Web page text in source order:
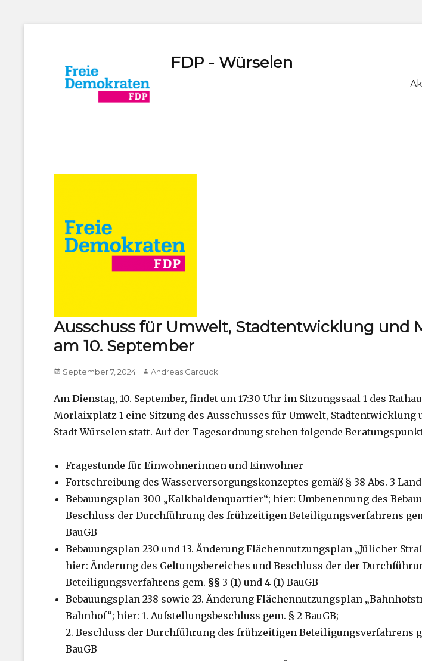
FDP - Würselen
Ausschuss für Umwelt, Stadtentwicklung und
am 10. September
Posted
September 7, 2024 Author
Andreas Carduck
Am Dienstag, 10. September, findet um 17:30 Uhr im Sitzungssaal 1 des
Morlaixplatz 1 eine Sitzung des Ausschusses für Umwelt, Stadtentwicklung
Stadt Würselen statt. Auf der Tagesordnung stehen folgende
Fragestunde für Einwohnerinnen und Einwohner
Fortschreibung des Wasserversorgungskonzeptes gemäß § 38 Abs. 3
Bebauungsplan 300 „Kalkhaldenquartier“; hier: Umbenennung des
Beschluss der Durchführung des frühzeitigen Beteiligungsverfahrens
BauGB
Bebauungsplan 230 und 13. Änderung Flächennutzungsplan „Jülicher
hier: Änderung des Geltungsbereiches und Beschluss der der
Beteiligungsverfahrens gem. §§ 3 (1) und 4 (1) BauGB
Bebauungsplan 238 sowie 23. Änderung Flächennutzungsplan
Bahnhof“; hier: 1. Aufstellungsbeschluss gem. § 2 BauGB;
2. Beschluss der Durchführung des frühzeitigen Beteiligungsverfahrens
BauGB